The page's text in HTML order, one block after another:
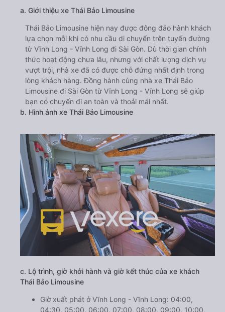
a. Giới thiệu xe Thái Bảo Limousine
Thái Bảo Limousine hiện nay được đông đảo hành khách
lựa chọn mỗi khi có nhu cầu di chuyển trên tuyến đường
từ Vĩnh Long - Vĩnh Long đi Sài Gòn. Dù thời gian chính
thức hoạt động chưa lâu, nhưng với chất lượng dịch vụ
vượt trội, nhà xe đã có được chỗ đứng nhất định trong
lòng khách hàng. Đồng hành cùng nhà xe Thái Bảo
Limousine đi Sài Gòn từ Vĩnh Long - Vĩnh Long sẽ giúp
bạn có chuyến đi an toàn và thoải mái nhất.
b. Hình ảnh xe Thái Bảo Limousine
c. Lộ trình, giờ khởi hành và giờ kết thúc của xe khách
Thái Bảo Limousine
Giờ xuất phát ở Vĩnh Long - Vĩnh Long: 04:00,
04:30, 05:00, 06:00, 07:00, 08:00, 09:00, 10:00,